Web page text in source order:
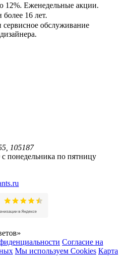
12%. Еженедельные акции.
более 16 лет.
сервисное обслуживание
105187
понедельника по пятницу
Согласие на
Мы используем Cookies Карта